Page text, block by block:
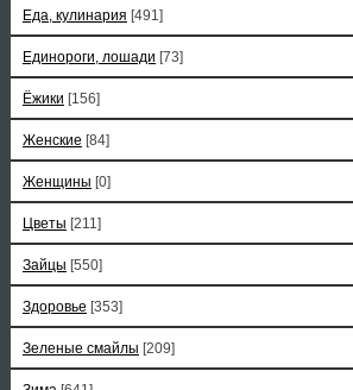
Еда, кулинария [491]
Единороги, лошади [73]
Ёжики [156]
Женские [84]
Женщины [0]
Цветы [211]
Зайцы [550]
Здоровье [353]
Зеленые смайлы [209]